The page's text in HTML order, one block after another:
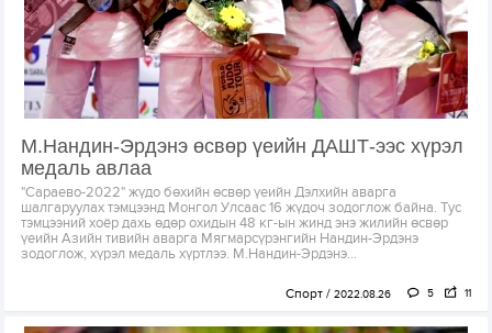
М.Нандин-Эрдэнэ өсвөр үеийн ДАШТ-ээс хүрэл
медаль авлаа
"Сараево-2022" жүдо бөхийн өсвөр үеийн Дэлхийн аварга
шалгаруулах тэмцээнд Монгол Улсаас 16 жүдоч зодоглож байна. Тус
тэмцээний хоёр дахь өдөр охидын 48 кг-ын жинд энэ жилийн өсвөр
үеийн Азийн тивийн аварга Мягмарсүрэнгийн Нандин-Эрдэнэ
зодоглож, хүрэл медаль хүртлээ. М.Нандин-Эрдэнэ...
Спорт 2022.08.26 5 11